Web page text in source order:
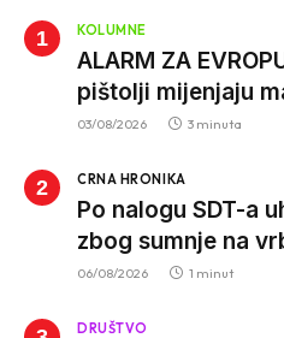
KOLUMNE
ALARM ZA
pištolji mijenjaju
istrage ukazuju na
03/08/2026 3 minuta
CRNA HRONIKA
Po nalogu SDT-a
zbog sumnje na
za izvršenje
06/08/2026 1 minut
DRUŠTVO